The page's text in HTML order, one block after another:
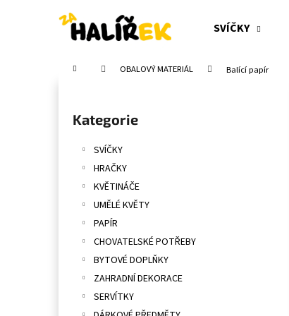
SVÍČKY
Domů OBALOVÝ MATERIÁL Balící papír
Přeskočit
kategorie
Kategorie
SVÍČKY
HRAČKY
KVĚTINÁČE
UMĚLÉ KVĚTY
PAPÍR
CHOVATELSKÉ POTŘEBY
BYTOVÉ DOPLŇKY
ZAHRADNÍ DEKORACE
SERVÍTKY
Zpět
Zpět